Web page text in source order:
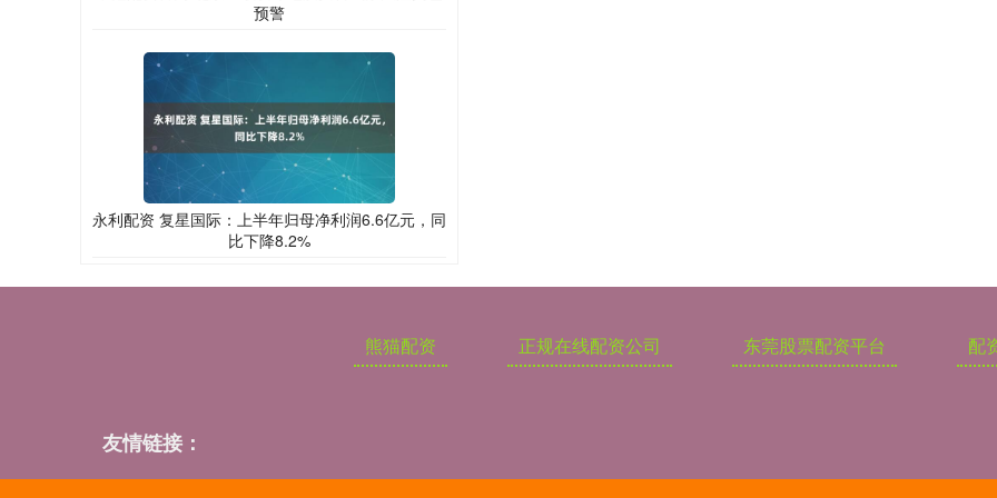
预警
永利配资 复星国际：上半年归母净利润6.6亿元，同
比下降8.2%
熊猫配资 正规在线配资公司 东莞股票配资平台 配
友情链接：